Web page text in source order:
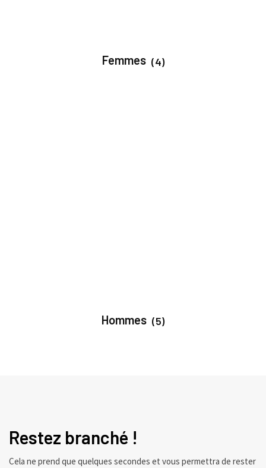
Femmes (4)
Hommes (5)
Restez branché !
Cela ne prend que quelques secondes et vous permettra de rester